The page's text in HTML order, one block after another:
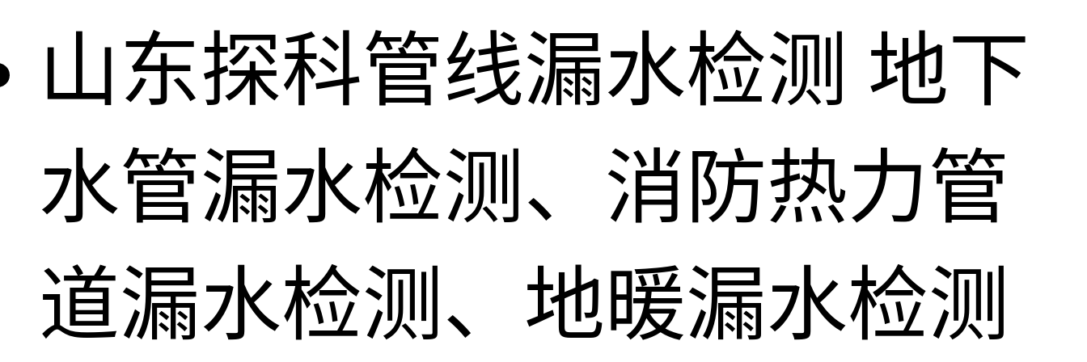
山东探科管线漏水检测 地下
水管漏水检测、消防热力管
道漏水检测、地暖漏水检测